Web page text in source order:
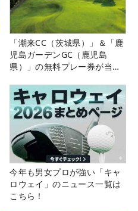
「潮来CC（茨城県）」＆「鹿
児島ガーデンGC（鹿児島
県）」の無料プレー券が当た
今年も男女プロが強い「キャ
ロウェイ」のニュース一覧は
こちら！